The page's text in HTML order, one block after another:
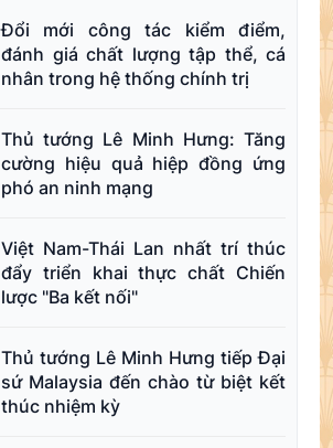
Đổi mới công tác kiểm điểm,
đánh giá chất lượng tập thể, cá
nhân trong hệ thống chính trị
Thủ tướng Lê Minh Hưng: Tăng
cường hiệu quả hiệp đồng ứng
phó an ninh mạng
Việt Nam-Thái Lan nhất trí thúc
đẩy triển khai thực chất Chiến
lược "Ba kết nối"
Thủ tướng Lê Minh Hưng tiếp Đại
sứ Malaysia đến chào từ biệt kết
thúc nhiệm kỳ